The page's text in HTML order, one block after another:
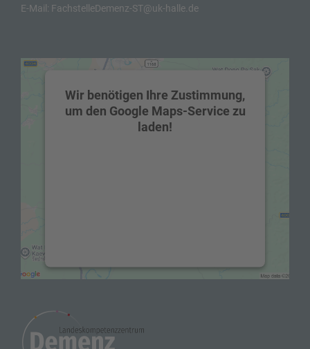
E-Mail: FachstelleDemenz-ST@uk-halle.de
Wir benötigen Ihre Zustimmung,
um den Google Maps-Service zu
laden!